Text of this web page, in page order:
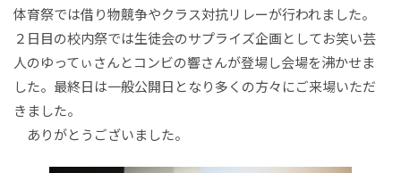
学校生活
卒業生の方へ
体育祭では借り物競争やクラス対抗リレーが行われました。
２日目の校内祭では生徒会のサプライズ企画としてお笑い芸
人のゆってぃさんとコンビの響さんが登場し会場を沸かせま
した。最終日は一般公開日となり多くの方々にご来場いただ
きました。
ありがとうございました。